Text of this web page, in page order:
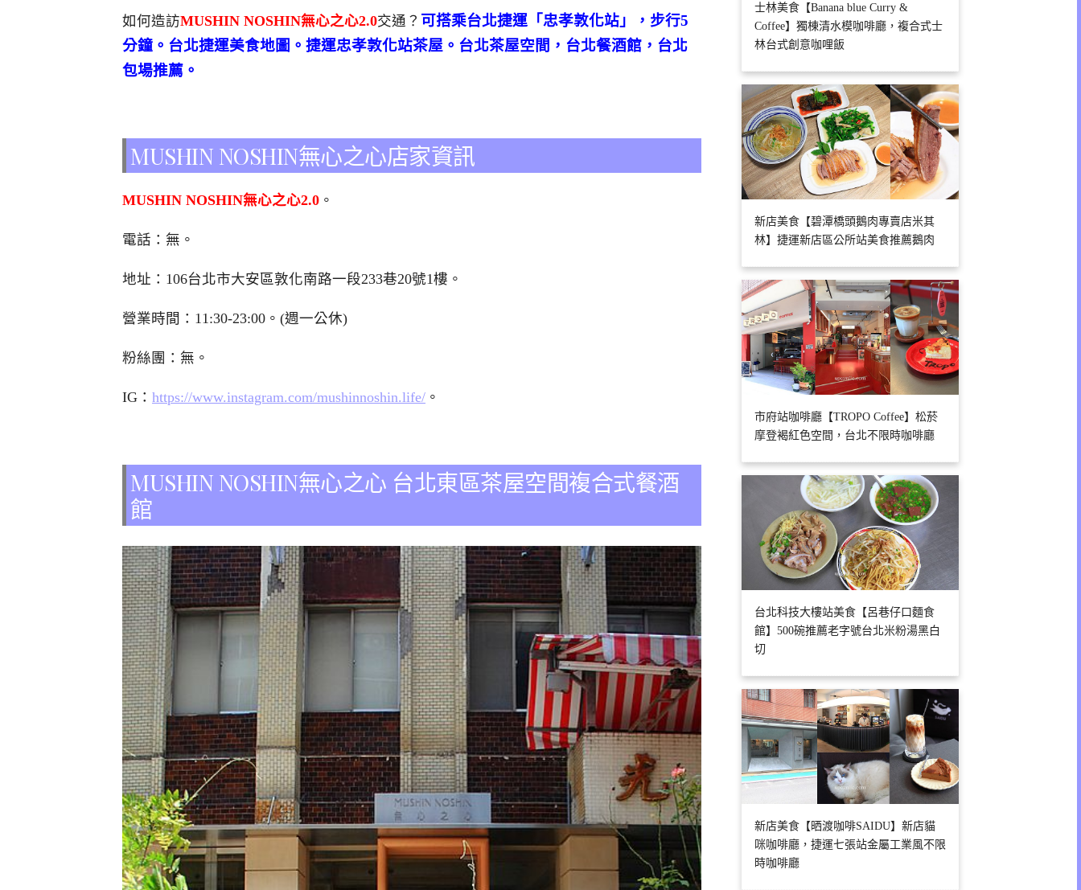
如何造訪MUSHIN NOSHIN無心之心2.0交通？ 可搭乘台北捷運「忠孝敦化站」，步行5
分鐘。台北捷運美食地圖。捷運忠孝敦化站茶屋。台北茶屋空間，台北餐酒館，台北
包場推薦。
MUSHIN NOSHIN無心之心店家資訊
MUSHIN NOSHIN無心之心2.0 。
電話：無。
地址：106台北市大安區敦化南路一段233巷20號1樓。
營業時間：11:30-23:00。(週一公休)
粉絲團：無。
IG： https://www.instagram.com/mushinnoshin.life/ 。
MUSHIN NOSHIN無心之心 台北東區茶屋空間複合式餐酒
館
士林美食【Banana blue Curry &
Coffee】獨棟清水模咖啡廳，複合式士
林台式創意咖哩飯
新店美食【碧潭橋頭鵝肉專賣店米其
林】捷運新店區公所站美食推薦鵝肉
市府站咖啡廳【TROPO Coffee】松菸
摩登褐紅色空間，台北不限時咖啡廳
台北科技大樓站美食【呂巷仔口麵食
館】500碗推薦老字號台北米粉湯黑白
切
新店美食【晒渡咖啡SAIDU】新店貓
咪咖啡廳，捷運七張站金屬工業風不限
時咖啡廳